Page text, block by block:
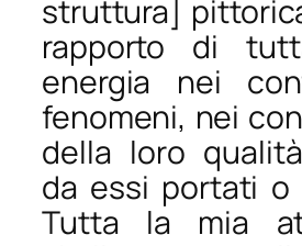
struttura]
rapporto di
energia nei
fenomeni, nei
della loro
da essi portati o
Tutta la mia